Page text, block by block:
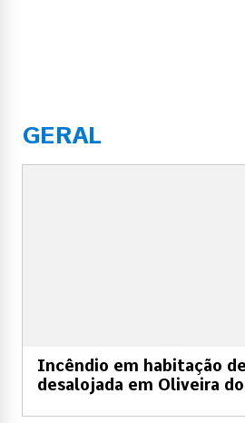
GERAL
Incêndio em habitação
desalojada em Oliveira